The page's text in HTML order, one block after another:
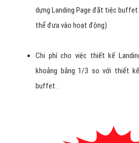
dựng Landing Page đặt tiệc
thể đưa vào hoạt động)
Chi phí cho việc thiết kế
khoảng bằng 1/3 so với thiết
buffet .